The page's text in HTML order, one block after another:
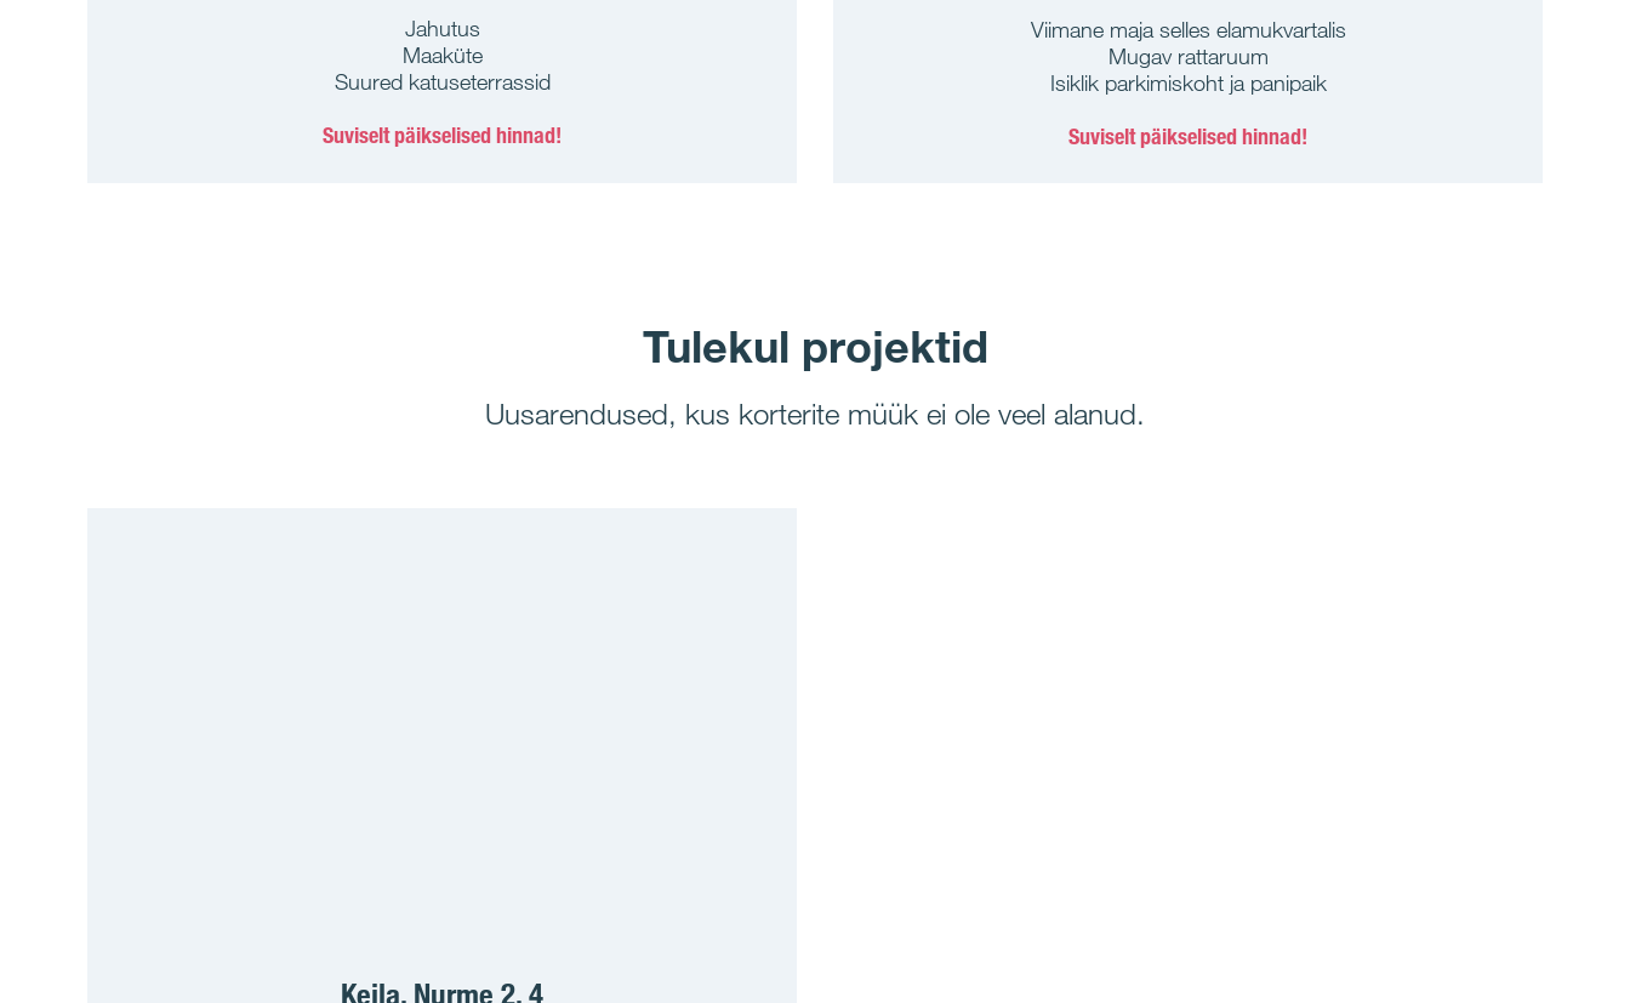
Jahutus
Maaküte
Suured katuseterrassid
Suviselt päikselised hinnad!
Viimane maja selles elamukvartalis
Mugav rattaruum
Isiklik parkimiskoht ja panipaik
Suviselt päikselised hinnad!
Tulekul projektid
Uusarendused, kus korterite müük ei ole veel alanud.
Keila, Nurme 2, 4